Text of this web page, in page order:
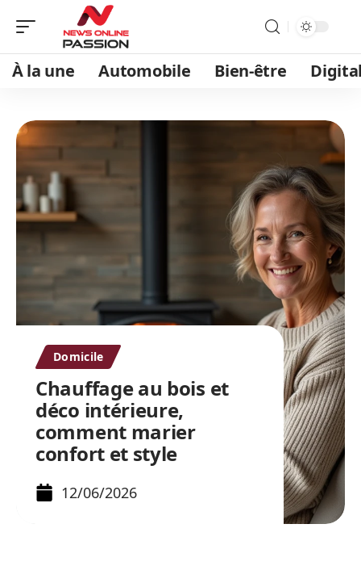
À la une Automobile Bien-être
Domicile
Chauffage au bois et
déco intérieure,
comment marier
confort et style
12/06/2026